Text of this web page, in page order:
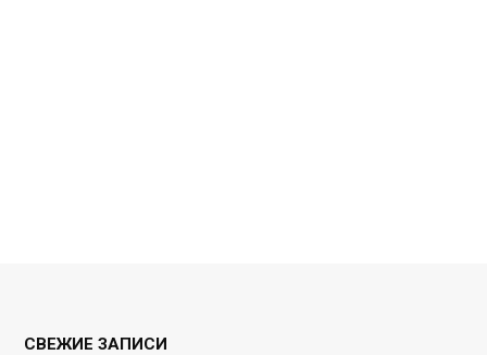
СВЕЖИЕ ЗАПИСИ